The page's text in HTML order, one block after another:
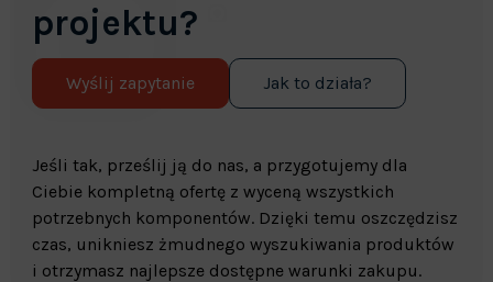
projektu?
Wyślij zapytanie Jak to działa?
Jeśli tak, prześlij ją do nas, a przygotujemy dla
Ciebie kompletną ofertę z wyceną wszystkich
potrzebnych komponentów. Dzięki temu oszczędzisz
czas, unikniesz żmudnego wyszukiwania produktów
i otrzymasz najlepsze dostępne warunki zakupu.